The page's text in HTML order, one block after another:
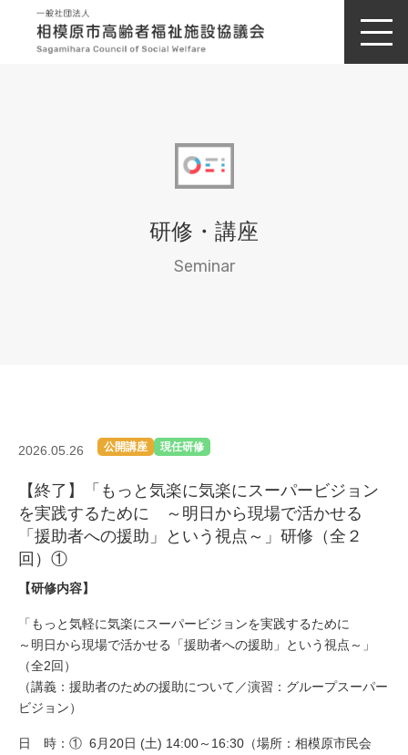
研修・講座
Seminar
2026.05.26 公開講座 現任研修
【終了】「もっと気楽に気楽にスーパービジョン
を実践するために ～明日から現場で活かせる
「援助者への援助」という視点～」研修（全２
回）①
【研修内容】
「もっと気軽に気楽にスーパービジョンを実践するために
～明日から現場で活かせる「援助者への援助」という視点～」
（全2回）
（講義：援助者のための援助について／演習：グループスーパー
ビジョン）
日 時：① 6月20日 (土) 14:00～16:30（場所：相模原市民会